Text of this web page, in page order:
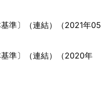
準〕（連結）（2021年05
準〕（連結）（2020年